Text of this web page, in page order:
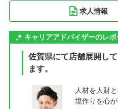
求人情報
キャリアアドバイザーのレポ
佐賀県にて店舗展開し
ます。
人材を人財
境作りを心が